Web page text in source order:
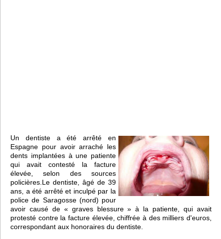
Un dentiste a été arrêté en
Espagne pour avoir arraché les
dents implantées à une patiente
qui avait contesté la facture
élevée, selon des sources
policières.Le dentiste, âgé de 39
ans, a été arrêté et inculpé par la
police de Saragosse (nord) pour
avoir causé de « graves blessure » à la patiente, qui avait
protesté contre la facture élevée, chiffrée à des milliers d'euros,
correspondant aux honoraires du dentiste.